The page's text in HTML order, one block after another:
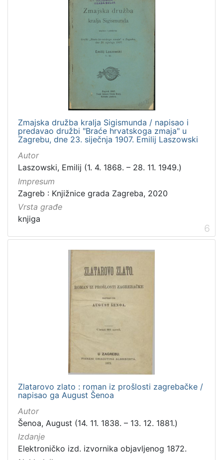
Zmajska družba kralja Sigismunda / napisao i
predavao družbi "Braće hrvatskoga zmaja" u
Zagrebu, dne 23. siječnja 1907. Emilij Laszowski
Autor
Laszowski, Emilij (1. 4. 1868. – 28. 11. 1949.)
Impresum
Zagreb : Knjižnice grada Zagreba, 2020
Vrsta građe
knjiga
6
Zlatarovo zlato : roman iz prošlosti zagrebačke /
napisao ga August Šenoa
Autor
Šenoa, August (14. 11. 1838. – 13. 12. 1881.)
Izdanje
Elektroničko izd. izvornika objavljenog 1872.